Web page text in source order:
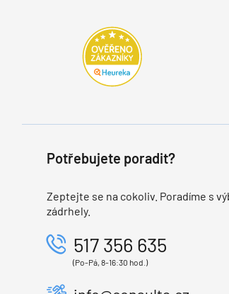
Potřebujete poradit?
Zeptejte se na cokoliv. Poradíme s
zádrhely.
517 356 635
(Po-Pá, 8-16:30 hod.)